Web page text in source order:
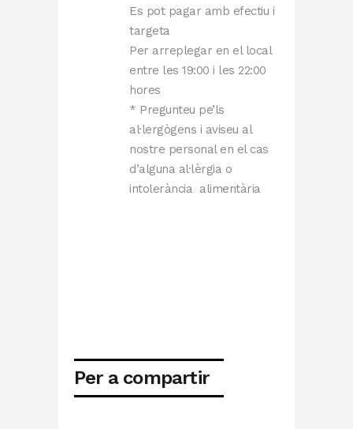
Es pot pagar amb efectiu i
targeta
Per arreplegar en el local
entre les 19:00 i les 22:00
hores
* Pregunteu pe’ls
al·lergògens i aviseu al
nostre personal en el cas
d’alguna al·lèrgia o
intolerància alimentària
Per a compartir